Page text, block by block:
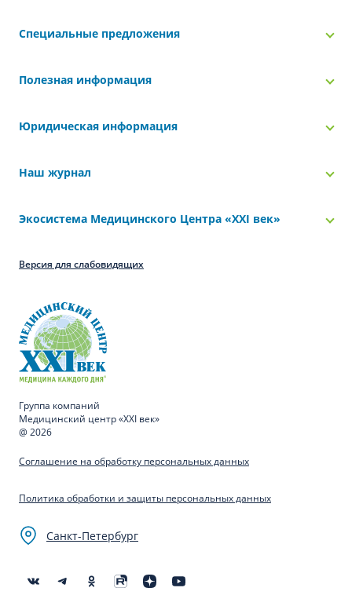
Специальные предложения
Полезная информация
Юридическая информация
Наш журнал
Экосистема Медицинского Центра «‎XXI век»
Версия для слабовидящих
Группа компаний
Медицинский центр «XXI век»
@ 2026
Соглашение на обработку персональных данных
Политика обработки и защиты персональных данных
Санкт-Петербург